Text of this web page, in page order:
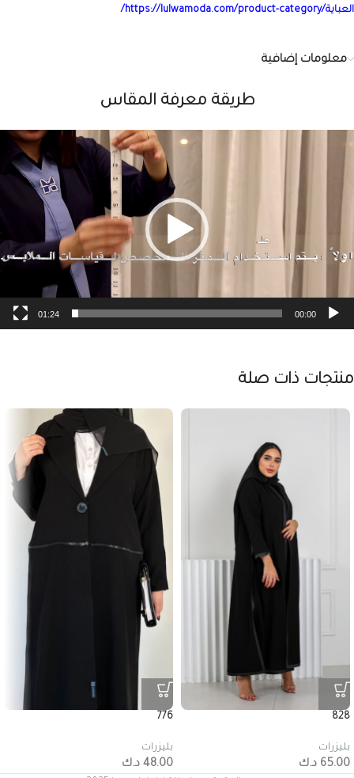
العباية/https://lulwamoda.com/product-category/
معلومات إضافية
طريقة معرفة المقاس
00:00
01:24
منتجات ذات صلة
828
بليزرات
65.00 د.ك
776
بليزرات
48.00 د.ك